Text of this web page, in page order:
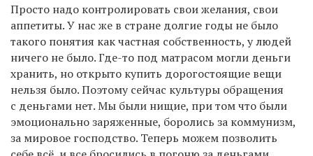
Просто надо контролировать свои желания, свои
аппетиты. У нас же в стране долгие годы не было
такого понятия как частная собственность, у людей
ничего не было. Где-то под матрасом могли деньги
хранить, но открыто купить дорогостоящие вещи
нельзя было. Поэтому сейчас культуры обращения
с деньгами нет. Мы были нищие, при том что были
эмоционально заряженные, боролись за коммунизм,
за мировое господство. Теперь можем позволить